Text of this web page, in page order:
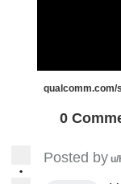
qualcomm.com/
0
•
Posted by u/